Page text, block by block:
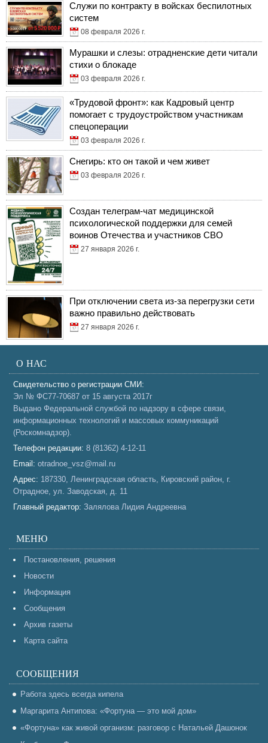
Служи по контракту в войсках беспилотных
систем
08 февраля 2026 г.
Мурашки и слезы: отрадненские дети читали
стихи о блокаде
03 февраля 2026 г.
«Трудовой фронт»: как Кадровый центр
помогает с трудоустройством участникам
спецоперации
03 февраля 2026 г.
Снегирь: кто он такой и чем живет
03 февраля 2026 г.
Создан телеграм-чат медицинской
психологической поддержки для семей
воинов Отечества и участников СВО
27 января 2026 г.
При отключении света из-за перегрузки сети
важно правильно действовать
27 января 2026 г.
О НАС
Свидетельство о регистрации СМИ:
Эл № ФС77-70687 от 15 августа 2017г
Выдано Федеральной службой по надзору в сфере связи,
информационных технологий и массовых коммуникаций
(Роскомнадзор).
Телефон редакции: 8 (81362) 4-12-11
Email: otradnoe_vsz@mail.ru
Адрес: 187330, Ленинградская область, Кировский район, г.
Отрадное, ул. Заводская, д. 11
Главный редактор: Залялова Лидия Андреевна
МЕНЮ
Постановления, решения
Новости
Информация
Сообщения
Архив газеты
Карта сайта
СООБЩЕНИЯ
Работа здесь всегда кипела
Маргарита Антипова: «Фортуна — это мой дом»
«Фортуна» как живой организм: разговор с Натальей Дашонок